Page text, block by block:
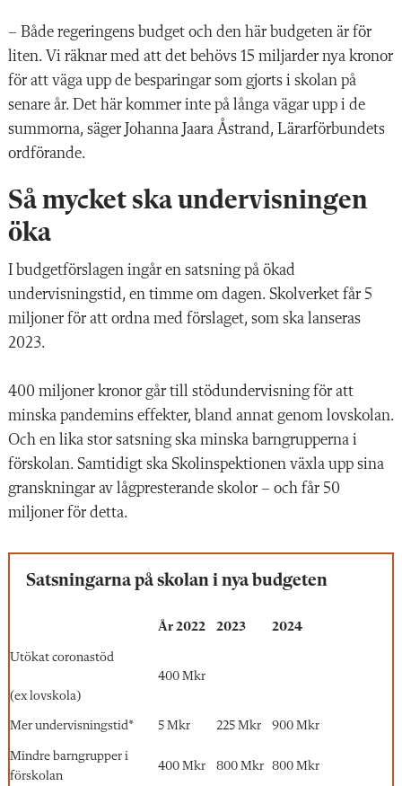
– Både regeringens budget och den här budgeten är för
liten. Vi räknar med att det behövs 15 miljarder nya kronor
för att väga upp de besparingar som gjorts i skolan på
senare år. Det här kommer inte på långa vägar upp i de
summorna, säger Johanna Jaara Åstrand, Lärarförbundets
ordförande.
Så mycket ska undervisningen
öka
I budgetförslagen ingår en satsning på ökad
undervisningstid, en timme om dagen. Skolverket får 5
miljoner för att ordna med förslaget, som ska lanseras
2023.
400 miljoner kronor går till stödundervisning för att
minska pandemins effekter, bland annat genom lovskolan.
Och en lika stor satsning ska minska barngrupperna i
förskolan. Samtidigt ska Skolinspektionen växla upp sina
granskningar av lågpresterande skolor – och får 50
miljoner för detta.
Satsningarna på skolan i nya budgeten
År 2022 2023 2024
Utökat coronastöd
(ex lovskola)
400 Mkr
Mer undervisningstid* 5 Mkr 225 Mkr 900 Mkr
Mindre barngrupper i
förskolan
400 Mkr 800 Mkr 800 Mkr